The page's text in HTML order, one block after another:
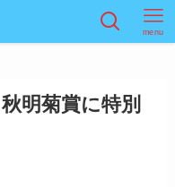
menu
明菊賞に特別